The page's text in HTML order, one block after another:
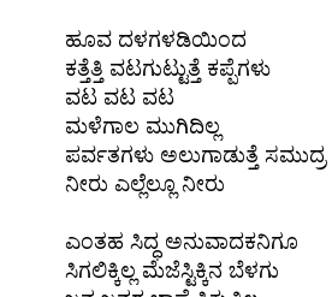
ಹೂವ ದಳಗಳಡಿಯಿಂದ
ಕತ್ತೆತ್ತಿ ವಟಗುಟ್ಟುತ್ತೆ ಕಪ್ಪೆಗಳು
ವಟ ವಟ ವಟ
ಮಳೆಗಾಲ ಮುಗಿದಿಲ್ಲ
ಪರ್ವತಗಳು ಅಲುಗಾಡುತ್ತೆ
ನೀರು ಎಲ್ಲೆಲ್ಲೂ ನೀರು
ಎಂತಹ ಸಿದ್ಧ ಅನುವಾದಕನಿಗೂ
ಸಿಗಲಿಕ್ಕಿಲ್ಲ ಮೆಜೆಸ್ಟಿಕ್ಕಿನ ಬೆಳಗು